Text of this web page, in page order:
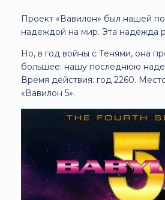
Проект «Вавилон» был нашей
надеждой на мир. Эта надежда
Но, в год войны с Тенями, она
большее: нашу последнюю
Время действия: год 2260.
«Вавилон 5».